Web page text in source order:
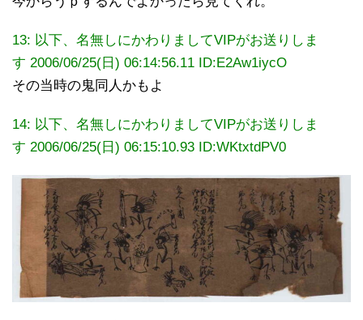
13: 以下、名無しにかわりましてVIPがお送りしま
す 2006/06/25(日) 06:14:56.11 ID:E2Aw1iycO
その当時の鬼同人かもよ
14: 以下、名無しにかわりましてVIPがお送りしま
す 2006/06/25(日) 06:15:10.93 ID:WKtxtdPV0